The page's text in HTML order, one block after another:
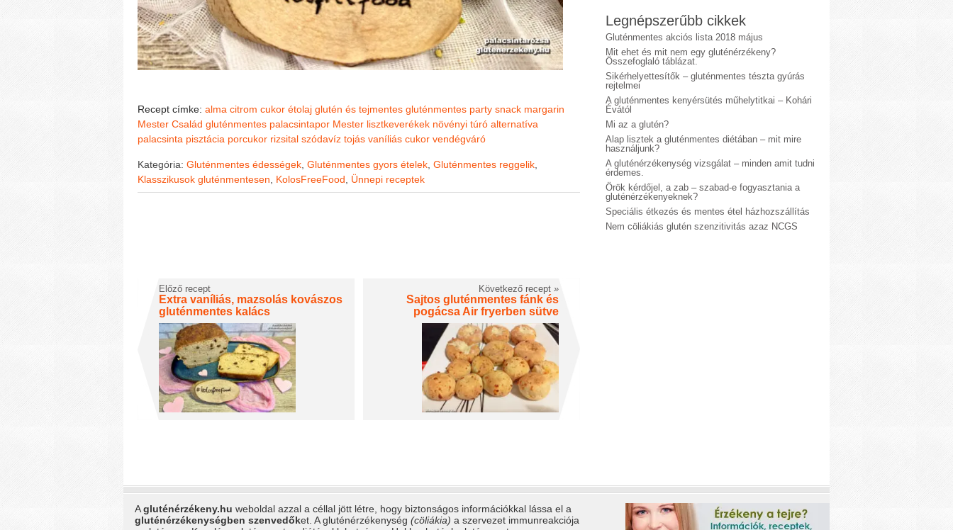
Recept címke: alma citrom cukor étolaj glutén és tejmentes gluténmentes party snack margarin
Mester Család gluténmentes palacsintapor Mester lisztkeverékek növényi túró alternatíva
palacsinta pisztácia porcukor rizsital szódavíz tojás vaníliás cukor vendégváró
Kategória: Gluténmentes édességek, Gluténmentes gyors ételek, Gluténmentes reggelik,
Klasszikusok gluténmentesen, KolosFreeFood, Ünnepi receptek
Előző recept
Extra vaníliás, mazsolás kovászos
gluténmentes kalács
Következő recept »
Sajtos gluténmentes fánk és
pogácsa Air fryerben sütve
Legnépszerűbb cikkek
Gluténmentes akciós lista 2018 május
Mit ehet és mit nem egy gluténérzékeny?
Összefoglaló táblázat.
Sikérhelyettesítők – gluténmentes tészta gyúrás
rejtelmei
A gluténmentes kenyérsütés műhelytitkai – Kohári
Évától
Mi az a glutén?
Alap lisztek a gluténmentes diétában – mit mire
használjunk?
A gluténérzékenység vizsgálat – minden amit tudni
érdemes.
Örök kérdőjel, a zab – szabad-e fogyasztania a
gluténérzékenyeknek?
Speciális étkezés és mentes étel házhozszállítás
Nem cöliákiás glutén szenzitivitás azaz NCGS
Agluténérzékeny.hu weboldal azzal a céllal jött létre, hogy biztonságos információkkal lássa el a
gluténérzékenységben szenvedőket. A gluténérzékenység (cöliákia) a szervezet immunreakciója